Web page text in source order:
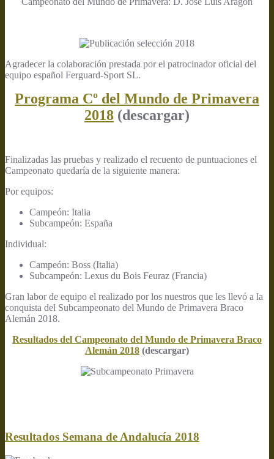
Agradecer la colaboración prestada por el patrocinador oficial del
equipo español Ferguard-Sport SL.
Programa Cº del Mundo de Primavera
2018 (descargar)
Finalizadas las pruebas y realizado el recuento de puntuaciones el
Campeonato quedaría de la siguiente manera:
Por equipos:
Campeón: Italia
Subcampeón: España
Individual:
Campeón: Boss (Italia)
Subcampeón: Lexus du Bois Feuraz (Francia)
Gran labor de equipo el realizado por los nuestros que les llevó a la
conquista del Subcampeonato del Mundo de Primavera Braco
Alemán 2018.
Resultados del Campeonato del Mundo de Primavera Braco
Alemán 2018 (descargar)
Resultados Semana de Andalucía 2018